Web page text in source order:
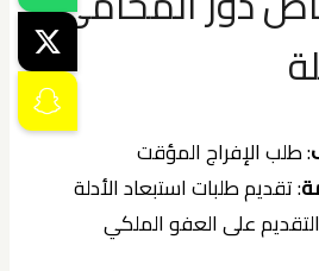
: طلب الإفراج المؤقت
: تقديم طلبات استبعاد الأدلة
على العفو الملكي